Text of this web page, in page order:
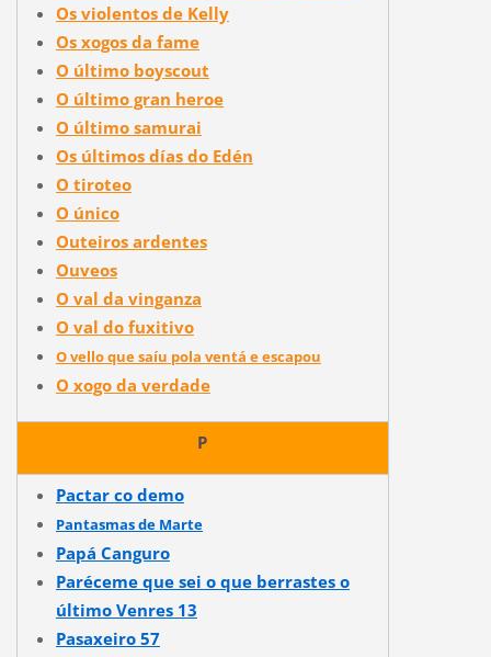
Os violentos de Kelly
Os xogos da fame
O último boyscout
O último gran heroe
O último samurai
Os últimos días do Edén
O tiroteo
O único
Outeiros ardentes
Ouveos
O val da vinganza
O val do fuxitivo
O vello que saíu pola ventá e escapou
O xogo da verdade
P
Pactar co demo
Pantasmas de Marte
Papá Canguro
Paréceme que sei o que berrastes o
último Venres 13
Pasaxeiro 57